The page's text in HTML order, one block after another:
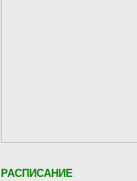
РАСПИСАНИЕ